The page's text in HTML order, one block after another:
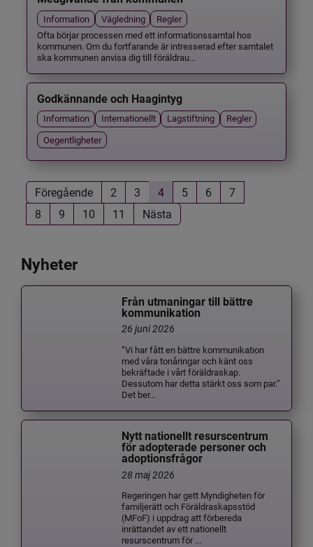
Information Vägledning
Regler
Ofta börjar processen med ett informationssamtal hos
kommunen. Om du fortfarande är intresserad efter samtalet
ska kommunen anvisa dig till föräldrau...
Godkännande och Haagintyg
Information Internationellt Lagstiftning
Regler
Oegentligheter
Föregående 2 3 4 5 6
7
8
9 10 11 Nästa
Nyheter
Från utmaningar till bättre
kommunikation
26 juni 2026
”Vi har fått en bättre kommunikation
med våra tonåringar och känt oss
bekräftade i vårt föräldraskap.
Dessutom har detta stärkt oss som par.”
Det ber...
Nytt nationellt resurscentrum
för adopterade personer och
adoptionsfrågor
28 maj 2026
Regeringen har gett Myndigheten för
familjerätt och Föräldraskapsstöd
(MFoF) i uppdrag att förbereda
inrättandet av ett nationellt
resurscentrum för ...